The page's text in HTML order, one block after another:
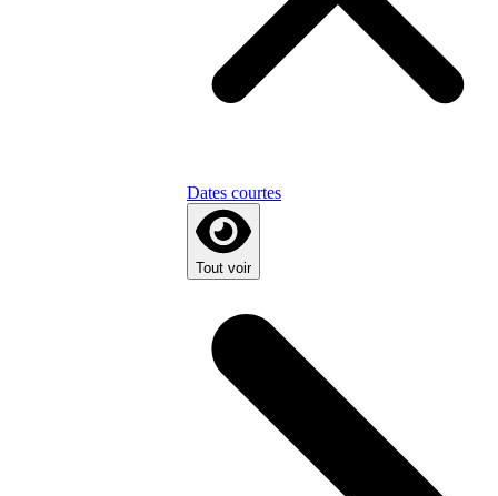
Dates courtes
Tout voir